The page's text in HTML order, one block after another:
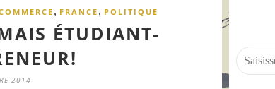
, FRANCE , POLITIQUE
ÉTUDIANT-
2014